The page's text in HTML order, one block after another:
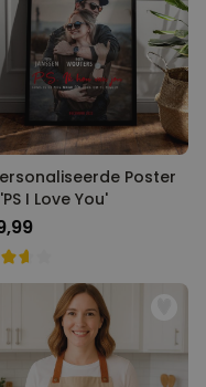
Poster
I Love You'